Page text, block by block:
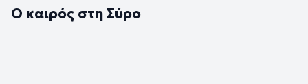
Ο καιρός στη Σύρο